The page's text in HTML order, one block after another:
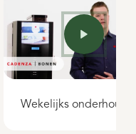
Wekelijks onderhoud